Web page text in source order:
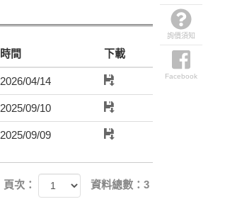
時間 下載
2026/04/14
2025/09/10
2025/09/09
頁次： 資料總數：3
詢價須知
Facebook